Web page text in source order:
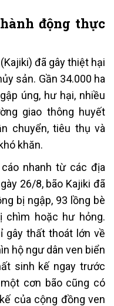
động thực
đã gây thiệt hại
sản. Gần 34.000 ha
úng, hư hại, nhiều
giao thông huyết
chuyển, tiêu thụ và
khăn.
nhanh từ các địa
26/8, bão Kajiki đã
bị ngập, 93 lồng bè
chìm hoặc hư hỏng.
gây thất thoát lớn về
hộ ngư dân ven biển
sinh kế ngay trước
cơn bão cũng có
của cộng đồng ven